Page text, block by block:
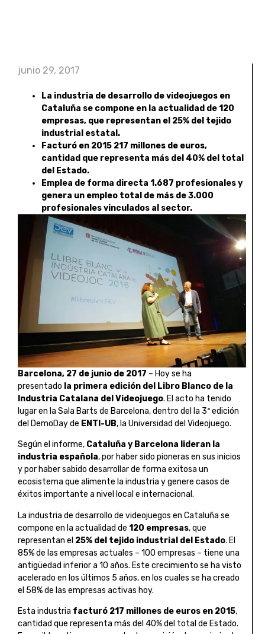
junio 29, 2017
La industria de desarrollo de videojuegos en
Cataluña se compone en la actualidad de 120
empresas, que representan el 25% del tejido
industrial estatal.
Facturó en 2015 217 millones de euros,
cantidad que representa más del 40% del total
del Estado.
Emplea de forma directa 1.687 profesionales y
genera un empleo total de más de 3.000
profesionales vinculados al sector.
Barcelona, 27 de junio de 2017 – Hoy se ha
presentado la primera edición del Libro Blanco de la
Industria Catalana del Videojuego. El acto ha tenido
lugar en la Sala Barts de Barcelona, dentro del la 3ª edición
del DemoDay de ENTI-UB, la Universidad del Videojuego.
Según el informe, Cataluña y Barcelona lideran la
industria española, por haber sido pioneras en sus inicios
y por haber sabido desarrollar de forma exitosa un
ecosistema que alimente la industria y genere casos de
éxitos importante a nivel local e internacional.
La industria de desarrollo de videojuegos en Cataluña se
compone en la actualidad de 120 empresas, que
representan el 25% del tejido industrial del Estado. El
85% de las empresas actuales – 100 empresas – tiene una
antigüedad inferior a 10 años. Este crecimiento se ha visto
acelerado en los últimos 5 años, en los cuales se ha creado
el 58% de las empresas activas hoy.
Esta industria facturó 217 millones de euros en 2015,
cantidad que representa más del 40% del total de Estado.